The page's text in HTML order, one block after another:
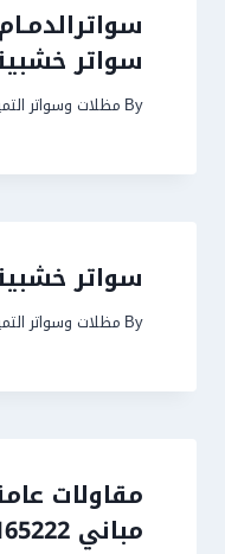
سواتر
By مظلات وسواتر
سواتر
By مظلات وسواتر
مقاولات
مباني 0561165222